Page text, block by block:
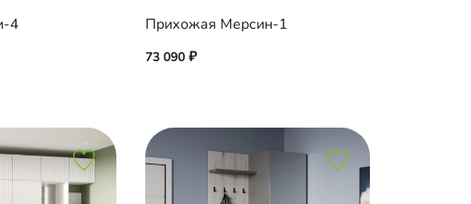
4 Прихожая Мерсин-1
73 090